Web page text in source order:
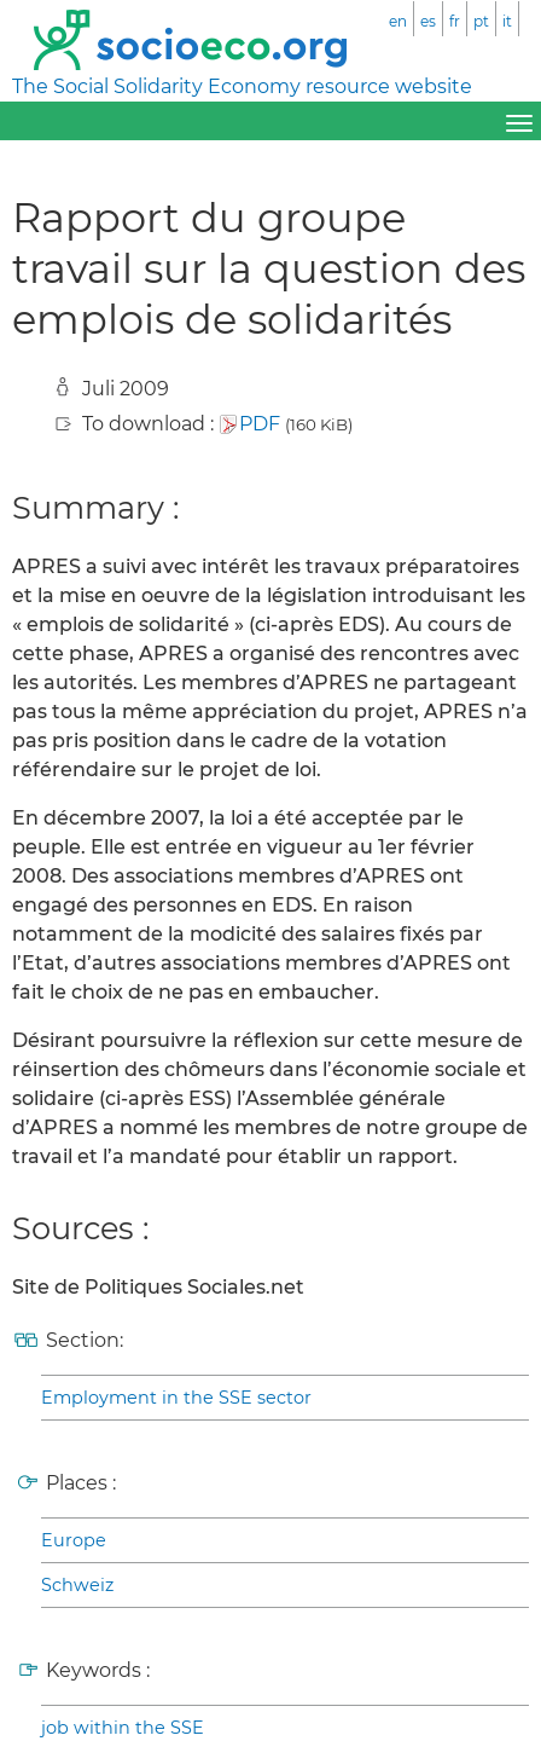
The Social Solidarity Economy resource website
en es fr pt it
Rapport du groupe
travail sur la question des
emplois de solidarités
Juli 2009
To download :
PDF (160 KiB)
Summary :
APRES a suivi avec intérêt les travaux préparatoires
et la mise en oeuvre de la législation introduisant les
« emplois de solidarité » (ci-après EDS). Au cours de
cette phase, APRES a organisé des rencontres avec
les autorités. Les membres d’APRES ne partageant
pas tous la même appréciation du projet, APRES n’a
pas pris position dans le cadre de la votation
référendaire sur le projet de loi.
En décembre 2007, la loi a été acceptée par le
peuple. Elle est entrée en vigueur au 1er février
2008. Des associations membres d’APRES ont
engagé des personnes en EDS. En raison
notamment de la modicité des salaires fixés par
l’Etat, d’autres associations membres d’APRES ont
fait le choix de ne pas en embaucher.
Désirant poursuivre la réflexion sur cette mesure de
réinsertion des chômeurs dans l’économie sociale et
solidaire (ci-après ESS) l’Assemblée générale
d’APRES a nommé les membres de notre groupe de
travail et l’a mandaté pour établir un rapport.
Sources :
Site de Politiques Sociales.net
Section:
Employment in the SSE sector
Places :
Europe
Schweiz
Keywords :
job within the SSE